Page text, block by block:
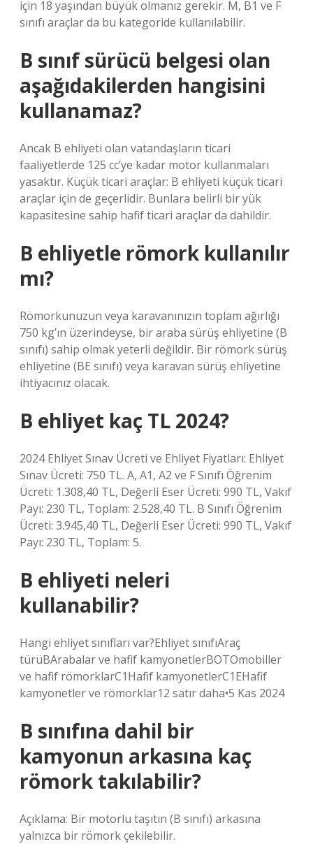
için 18 yaşından büyük olmanız gerekir. M, B1 ve F
sınıfı araçlar da bu kategoride kullanılabilir.
B sınıf sürücü belgesi olan
aşağıdakilerden hangisini
kullanamaz?
Ancak B ehliyeti olan vatandaşların ticari
faaliyetlerde 125 cc’ye kadar motor kullanmaları
yasaktır. Küçük ticari araçlar: B ehliyeti küçük ticari
araçlar için de geçerlidir. Bunlara belirli bir yük
kapasitesine sahip hafif ticari araçlar da dahildir.
B ehliyetle römork kullanılır
mı?
Römorkunuzun veya karavanınızın toplam ağırlığı
750 kg’ın üzerindeyse, bir araba sürüş ehliyetine (B
sınıfı) sahip olmak yeterli değildir. Bir römork sürüş
ehliyetine (BE sınıfı) veya karavan sürüş ehliyetine
ihtiyacınız olacak.
B ehliyet kaç TL 2024?
2024 Ehliyet Sınav Ücreti ve Ehliyet Fiyatları: Ehliyet
Sınav Ücreti: 750 TL. A, A1, A2 ve F Sınıfı Öğrenim
Ücreti: 1.308,40 TL, Değerli Eser Ücreti: 990 TL, Vakıf
Payı: 230 TL, Toplam: 2.528,40 TL. B Sınıfı Öğrenim
Ücreti: 3.945,40 TL, Değerli Eser Ücreti: 990 TL, Vakıf
Payı: 230 TL, Toplam: 5.
B ehliyeti neleri
kullanabilir?
Hangi ehliyet sınıfları var?Ehliyet sınıfıAraç
türüBArabalar ve hafif kamyonetlerBOTOmobiller
ve hafif römorklarC1Hafif kamyonetlerC1EHafif
kamyonetler ve römorklar12 satır daha•5 Kas 2024
B sınıfına dahil bir
kamyonun arkasına kaç
römork takılabilir?
Açıklama: Bir motorlu taşıtın (B sınıfı) arkasına
yalnızca bir römork çekilebilir.